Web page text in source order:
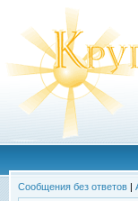
Сообщения без ответов |